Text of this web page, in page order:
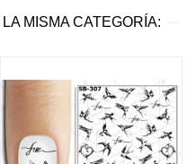
MISMA CATEGORÍA: